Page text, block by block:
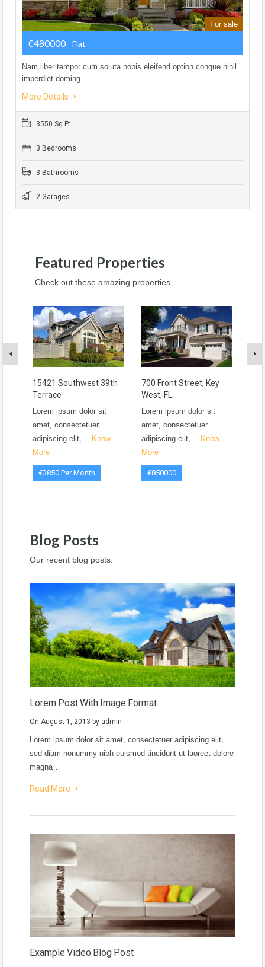
For sale
€480000 - Flat
Nam liber tempor cum soluta nobis eleifend option congue nihil
imperdiet doming…
More Details
3550 Sq Ft
3 Bedrooms
3 Bathrooms
2 Garages
Featured Properties
Check out these amazing properties.
15421 Southwest 39th
Terrace
Lorem ipsum dolor sit
amet, consectetuer
adipiscing elit,…
Know
More
€3850 Per Month
700 Front Street, Key
West, FL
Lorem ipsum dolor sit
amet, consectetuer
adipiscing elit,…
Know
More
€850000
Blog Posts
Our recent blog posts.
Lorem Post With Image Format
On August 1, 2013 by admin
Lorem ipsum dolor sit amet, consectetuer adipiscing elit,
sed diam nonummy nibh euismod tincidunt ut laoreet dolore
magna…
Read More
Example Video Blog Post